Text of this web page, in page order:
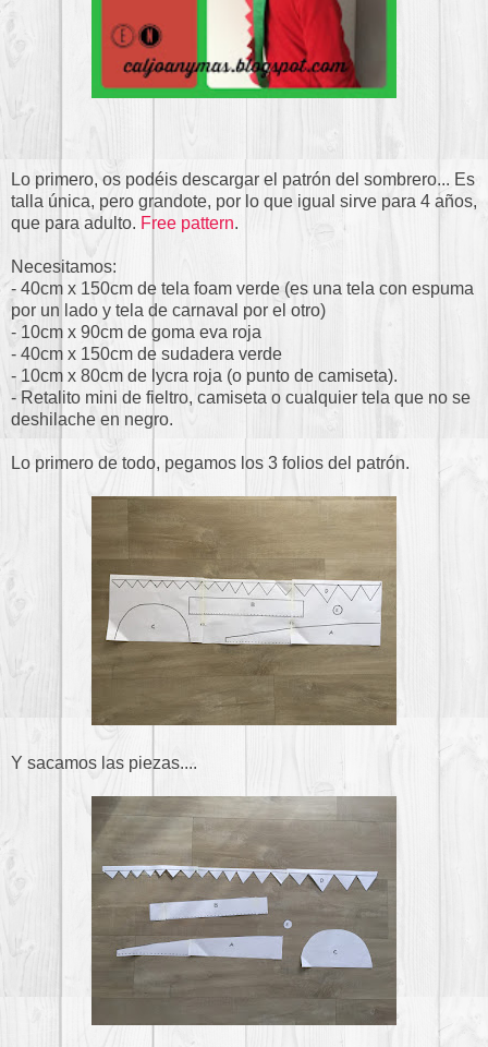
Lo primero, os podéis descargar el patrón del sombrero... Es
talla única, pero grandote, por lo que igual sirve para 4 años,
que para adulto. Free pattern.
Necesitamos:
- 40cm x 150cm de tela foam verde (es una tela con espuma
por un lado y tela de carnaval por el otro)
- 10cm x 90cm de goma eva roja
- 40cm x 150cm de sudadera verde
- 10cm x 80cm de lycra roja (o punto de camiseta).
- Retalito mini de fieltro, camiseta o cualquier tela que no se
deshilache en negro.
Lo primero de todo, pegamos los 3 folios del patrón.
Y sacamos las piezas....